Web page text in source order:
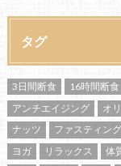
タグ
3日間断食 16時間断食
アンチエイジング
オ
ナッツ
ファスティング
ヨガ
リラックス 体